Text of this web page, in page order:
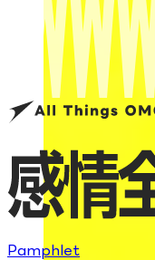
Pamphlet